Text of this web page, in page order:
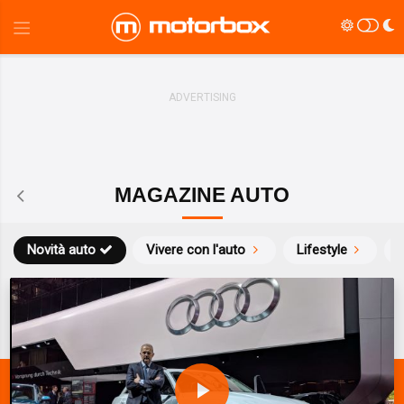
MAGAZINE AUTO
Novità auto Vivere con l'auto Lifestyle